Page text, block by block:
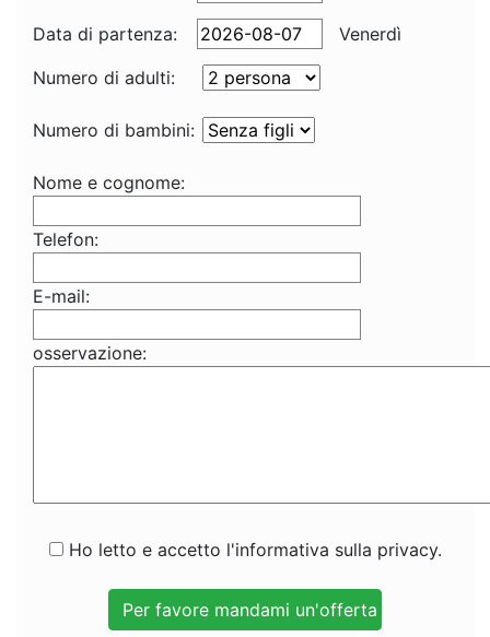
Data di partenza:
Venerdì
Numero di adulti:
Numero di bambini:
Nome e cognome:
Telefon:
E-mail:
osservazione:
Ho letto e accetto l'informativa sulla privacy.